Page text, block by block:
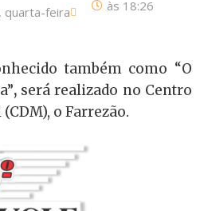
quarta-feira às 18:26
também como “O
, será realizado no Centro
o Farrezão.